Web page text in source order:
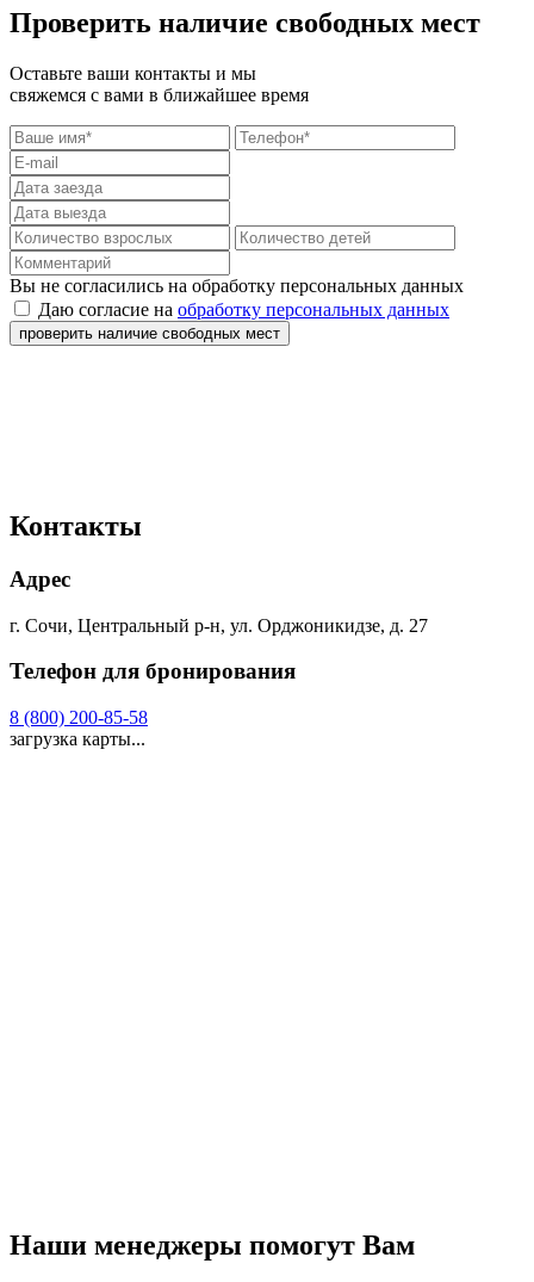
Проверить наличие свободных мест
Оставьте ваши контакты и мы
свяжемся с вами в ближайшее время
Вы не согласились на обработку персональных данных
Даю согласие на обработку персональных данных
проверить наличие свободных мест
Контакты
Адрес
г. Сочи, Центральный р-н, ул. Орджоникидзе, д. 27
Телефон для бронирования
8 (800) 200-85-58
загрузка карты...
Наши менеджеры помогут Вам